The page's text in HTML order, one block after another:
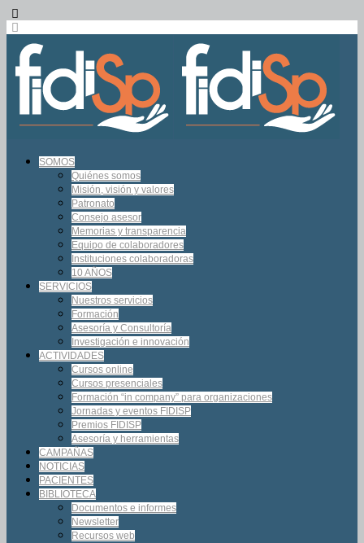
SOMOS
Quiénes somos
Misión, visión y valores
Patronato
Consejo asesor
Memorias y transparencia
Equipo de colaboradores
Instituciones colaboradoras
10 AÑOS
SERVICIOS
Nuestros servicios
Formación
Asesoría y Consultoría
Investigación e innovación
ACTIVIDADES
Cursos online
Cursos presenciales
Formación “in company” para organizaciones
Jornadas y eventos FIDISP
Premios FIDISP
Asesoría y herramientas
CAMPAÑAS
NOTICIAS
PACIENTES
BIBLIOTECA
Documentos e informes
Newsletter
Recursos web